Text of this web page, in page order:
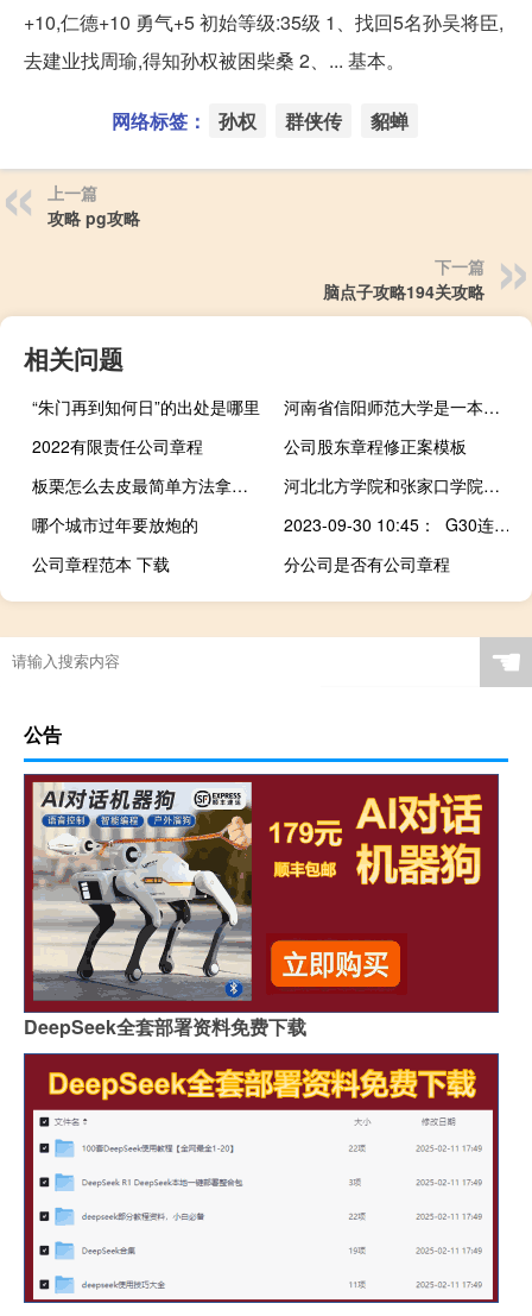
+10,仁德+10 勇气+5 初始等级:35级 1、找回5名孙吴将臣,
去建业找周瑜,得知孙权被困柴桑 2、... 基本。
网络标签： 孙权 群侠传 貂蝉
上一篇
攻略 pg攻略
下一篇
脑点子攻略194关攻略
相关问题
“朱门再到知何日”的出处是哪里
河南省信阳师范大学是一本还是二本
2022有限责任公司章程
公司股东章程修正案模板
板栗怎么去皮最简单方法拿来煲汤（bl怎么去潘达利亚）
河北北方学院和张家口学院哪个好
哪个城市过年要放炮的
2023-09-30 10:45： G30连霍高速嘉峪关往清水方向，总寨收费站向西约1公里K2375处发生交通事故，道路半幅单车道通行，路段内车流量大，车辆通行缓慢。 ​​​
公司章程范本 下载
分公司是否有公司章程
☚
公告
DeepSeek全套部署资料免费下载